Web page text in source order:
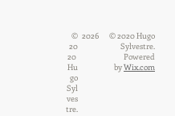
©
20
20
Hu
go
Syl
ves
tre.
2026
© 2020 Hugo
Sylvestre.
Powered
byWix.com